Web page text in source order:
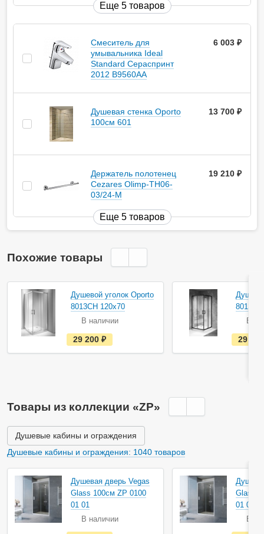
Еще 5 товаров
Смеситель для
умывальника Ideal
Standard Сераспринт
2012 B9560AA
6 003
Душевая стенка Oporto
100см 601
13 700
Держатель полотенец
Cezares Olimp-TH06-
03/24-M
19 210
Еще 5 товаров
Похожие товары
Душевой уголок Oporto
8013CH 120x70
В наличии
е
с
т
и
ч
и
29 200
8013B
В
29
Товары из коллекции «ZP»
Душевые кабины и ограждения
Душевые кабины и ограждения: 1040 товаров
Душевая дверь Vegas
Glass 100см ZP 0100
01 01
В наличии
Glass
01 01
В